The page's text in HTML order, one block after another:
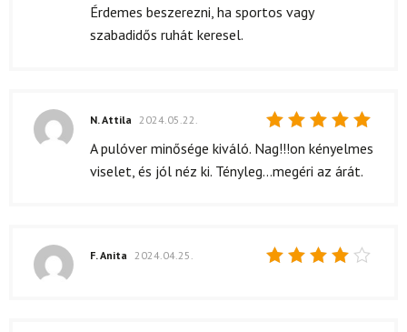
Érdemes beszerezni, ha sportos vagy
szabadidős ruhát keresel.
Értékelés:
5
N. Attila 2024.05.22.
A pulóver minősége kiváló. Nag!!!on kényelmes
viselet, és jól néz ki. Tényleg...megéri az árát.
F. Anita 2024.04.25.